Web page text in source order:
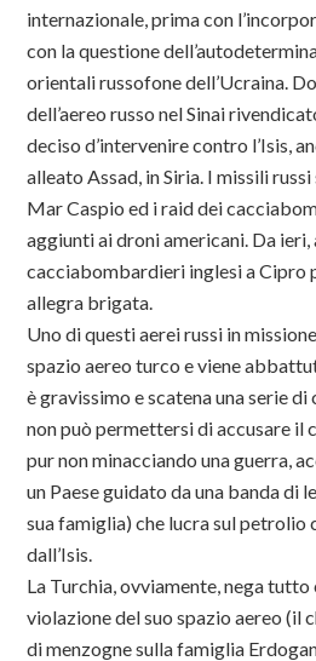
internazionale, prima con
con la questione
orientali russofone dell’Ucraina.
dell’aereo russo nel Sinai
deciso d’intervenire contro l’Isis,
alleato Assad, in Siria. I missili
Mar Caspio ed i raid dei
aggiunti ai droni americani. Da ieri,
cacciabombardieri inglesi a Cipro
allegra brigata.
Uno di questi aerei russi in
spazio aereo turco e viene
è gravissimo e scatena una serie di
non può permettersi di accusare il
pur non minacciando una guerra,
un Paese guidato da una banda di
sua famiglia) che lucra sul
dall’Isis.
La Turchia, ovviamente, nega tutto
violazione del suo spazio aereo (il
di menzogne sulla famiglia